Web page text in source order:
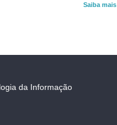
Saiba mais
da Informação